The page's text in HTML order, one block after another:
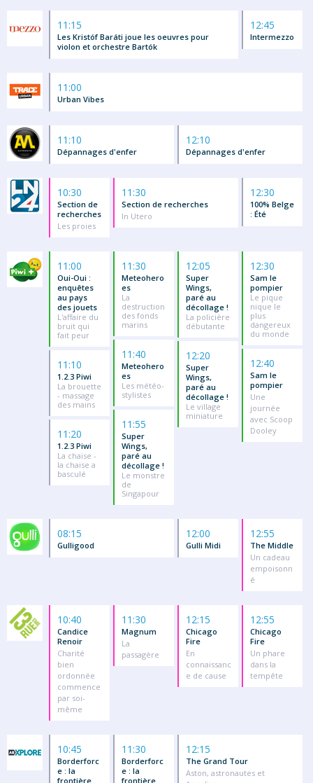
11:15
Les Kristóf Baráti joue les oeuvres pour
violon et orchestre Bartók
12:45
Intermezzo
11:00
Urban Vibes
11:10
Dépannages d'enfer
12:10
Dépannages d'enfer
10:30
Section de
recherches
Les proies
11:30
Section de recherches
In Utero
12:30
100% Belge
: Été
11:00
Oui-Oui :
enquêtes
au pays
des jouets
L'affaire du
bruit qui
fait peur
11:10
1.2.3 Piwi
La brouette
- massage
des mains
11:20
1.2.3 Piwi
La chaise -
la chaise a
basculé
11:30
Meteohero
es
La
destruction
des fonds
marins
11:40
Meteohero
es
Les météo-
stylistes
11:55
Super
Wings,
paré au
décollage !
Le monstre
de
Singapour
12:05
Super
Wings,
paré au
décollage !
La policière
débutante
12:20
Super
Wings,
paré au
décollage !
Le village
miniature
12:30
Sam le
pompier
Le pique
nique le
plus
dangereux
du monde
12:40
Sam le
pompier
Une
journée
avec Scoop
Dooley
08:15
Gulligood
12:00
Gulli Midi
12:55
The Middle
Un cadeau
empoisonn
é
10:40
Candice
Renoir
Charité
bien
ordonnée
commence
par soi-
même
11:30
Magnum
La
passagère
12:15
Chicago
Fire
En
connaissanc
e de cause
12:55
Chicago
Fire
Un phare
dans la
tempête
10:45
Borderforc
e : la
frontière
11:30
Borderforc
e : la
frontière
12:15
The Grand Tour
Aston, astronautes et